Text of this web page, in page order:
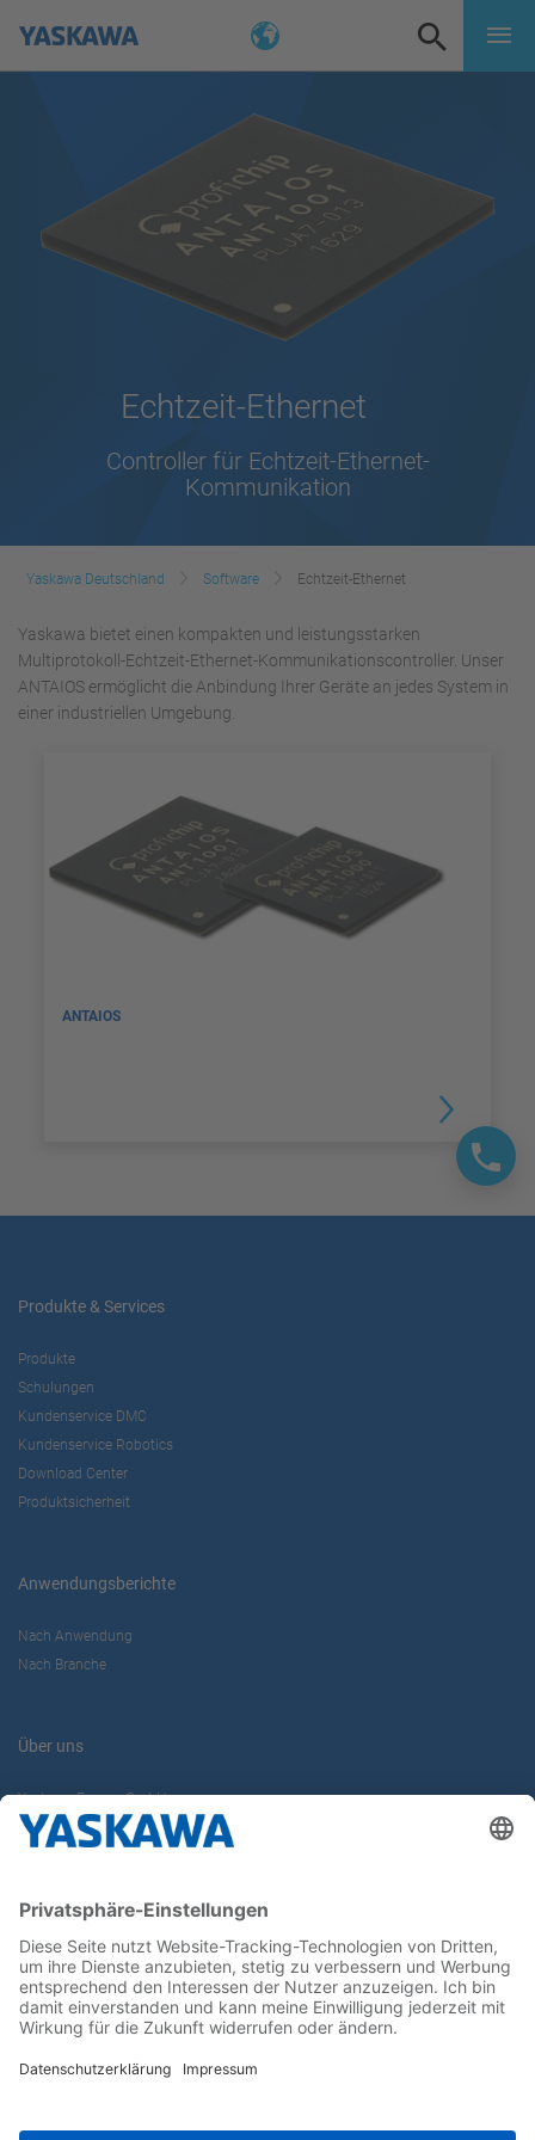
Echtzeit-Ethernet
Controller für Echtzeit-Ethernet-
Kommunikation
Yaskawa Deutschland Software Echtzeit-Ethernet
Yaskawa bietet einen kompakten und leistungsstarken
Multiprotokoll-Echtzeit-Ethernet-Kommunikationscontroller. Unser
ANTAIOS ermöglicht die Anbindung Ihrer Geräte an jedes System in
einer industriellen Umgebung.
ANTAIOS
Produkte & Services
Produkte
Schulungen
Kundenservice DMC
Kundenservice Robotics
Download Center
Produktsicherheit
Anwendungsberichte
Nach Anwendung
Nach Branche
Über uns
Yaskawa Europe GmbH
Karriere
Newsletter
Follow us on...